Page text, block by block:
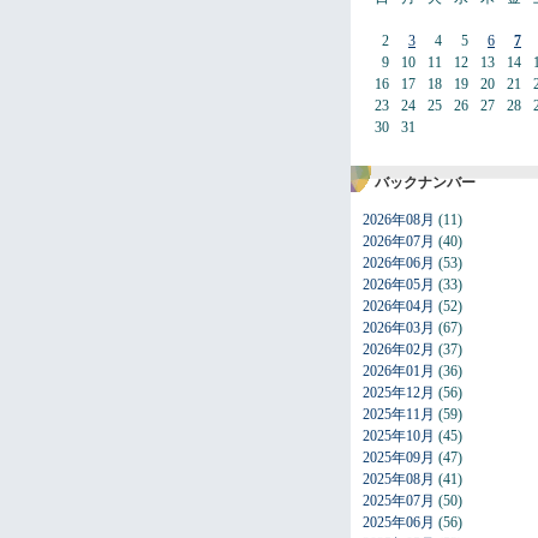
2
9
16
23
30
3
10
17
24
31
4
11
18
25
5
12
19
26
6
13
20
27
7
14
21
28
バックナンバー
2026年08月 (11)
2026年07月 (40)
2026年06月 (53)
2026年05月 (33)
2026年04月 (52)
2026年03月 (67)
2026年02月 (37)
2026年01月 (36)
2025年12月 (56)
2025年11月 (59)
2025年10月 (45)
2025年09月 (47)
2025年08月 (41)
2025年07月 (50)
2025年06月 (56)